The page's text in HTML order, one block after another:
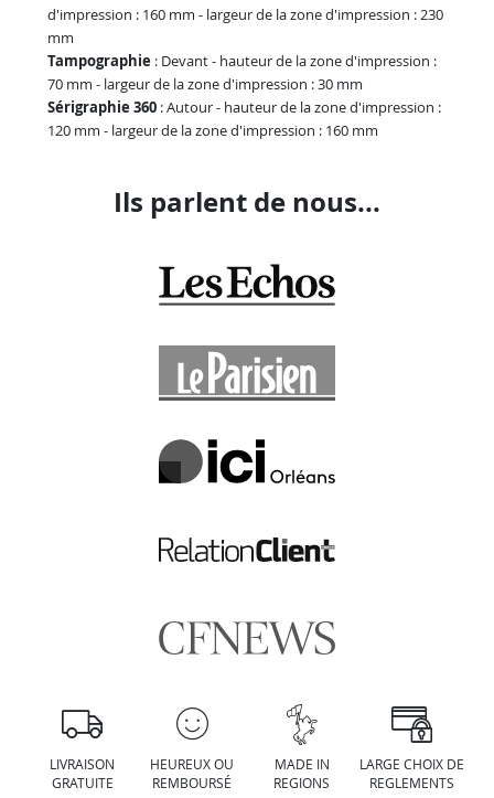
d'impression : 160 mm - largeur de la zone d'impression : 230
mm
Tampographie : Devant - hauteur de la zone d'impression :
70 mm - largeur de la zone d'impression : 30 mm
Sérigraphie 360 : Autour - hauteur de la zone d'impression :
120 mm - largeur de la zone d'impression : 160 mm
Ils parlent de nous...
LIVRAISON
GRATUITE
HEUREUX OU
REMBOURSÉ
MADE IN
REGIONS
LARGE CHOIX DE
REGLEMENTS